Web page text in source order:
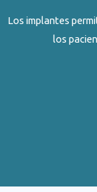
Los implantes
los